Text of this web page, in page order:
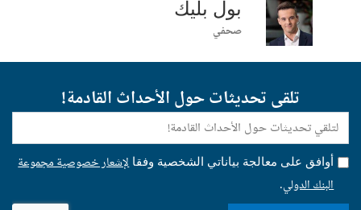
بول بليك
صحفي
تلقى تحديثات حول الأحداث القادمة!
E-
mail:
أوافق على معالجة بياناتي الشخصية وفقا لإشعار خصوصية مجموعة
البنك الدولي.